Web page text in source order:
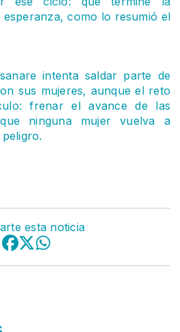
como lo resumió el
intenta saldar parte de
sus mujeres, aunque el reto
frenar el avance de las
ninguna mujer vuelva a
esta noticia